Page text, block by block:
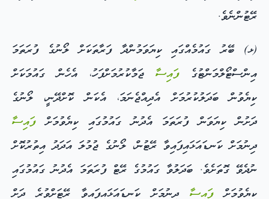
ރޭޓުންނެވެ.
(ޅ) ބޭރު ގައުމެއްގައި ކިޔަވަމުންދާ ފަރާތަކަށް ލޯނުގެ ފުރަތަމަ
އިންސްޓޯލްމަންޓުގެފައިސާޖަމާކުރުމަށްފަހު، އެހެން ގައުމަކަށް
ކިޔެވުން ބަދަލުކުރުމަށް އެދިއްޖެނަމަ، އެކަން ކޮށްދޭނީ، ލޯނުގެ
ދަށުން ކިޔަވަން ފުރަތަމަ އެދުނު ގައުމުގައި ކިޔެވުމަށްފައިސާ
ދިނުމަށް ކަނޑައަޅައިފައިވާ ރޭޓުން، ލޯނުގެ ޖުމުލަ އަދަދު އިތުރުކޮށް
ނުދެވޭ ގޮތަށެވެ. ބަދަލުވާ ގައުމުގެ ރޭޓް ފުރަތަމަ އެދުނު ގައުމުގައި
ކިޔެވުމަށްފައިސާ ދިނުމަށް ކަނޑައަޅައިފައިވާ ރޭޓަށްވުރެ ދަށް